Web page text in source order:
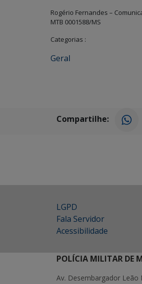
Rogério Fernandes –
MTB 0001588/MS
Categorias :
Geral
Compartilhe:
LGPD
Fala Servidor
Acessibilidade
POLÍCIA MILITAR DE
Av. Desembargador